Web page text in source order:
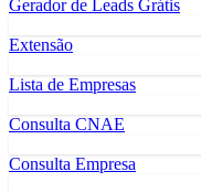
Gerador de Leads Grátis
Extensão
Lista de Empresas
Consulta CNAE
Consulta Empresa